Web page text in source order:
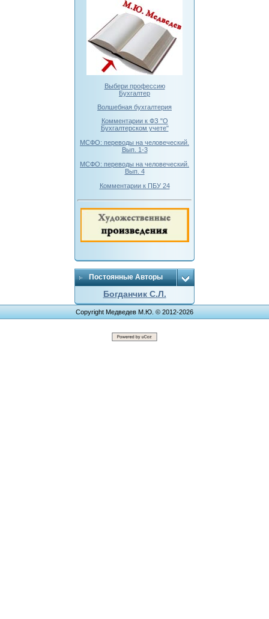
Выбери профессию
Бухгалтер
Волшебная бухгалтерия
Комментарии к ФЗ "О
Бухгалтерском учете"
МСФО: переводы на человеческий.
Вып. 1-3
МСФО: переводы на человеческий.
Вып. 4
Комментарии к ПБУ 24
Постоянные Авторы
Богданчик С.Л.
Copyright Медведев М.Ю. © 2012-2026